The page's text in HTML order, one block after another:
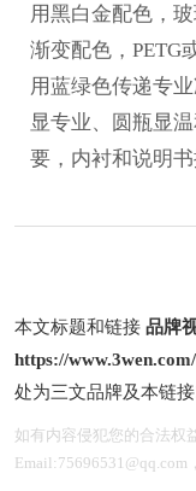
用黑白金配色，
渐变配色，PETG
用蓝绿色传递专
显专业、圆瓶显
要，内衬和说明书
本文标题和链接 品牌
https://
处为三文品牌及本链
如有内容侵犯您的合法权
Email:75696531@qq.com